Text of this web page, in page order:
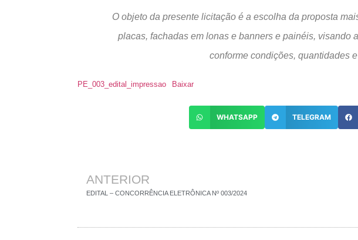
O objeto da presente licitação é a escolha da proposta
placas, fachadas em lonas e banners e painéis, visando
conforme condições, quantidades
PE_003_edital_impressao Baixar
WHATSAPP TELEGRAM
ANTERIOR
EDITAL – CONCORRÊNCIA ELETRÔNICA Nº 003/2024